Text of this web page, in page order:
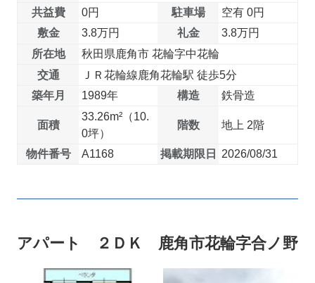
共益費
0円 駐車場
空有 0円
敷金
3.8万円 礼金
3.8万円
所在地
秋田県鹿角市 花輪字中花輪
交通
ＪＲ花輪線鹿角花輪駅 徒歩5分
築年月
1989年 構造 鉄骨造
面積
33.26m²（10.
0坪）
階数 地上 2階
物件番号 A1168 掲載期限日 2026/08/31
アパート ２ＤＫ 鹿角市花輪字合ノ野